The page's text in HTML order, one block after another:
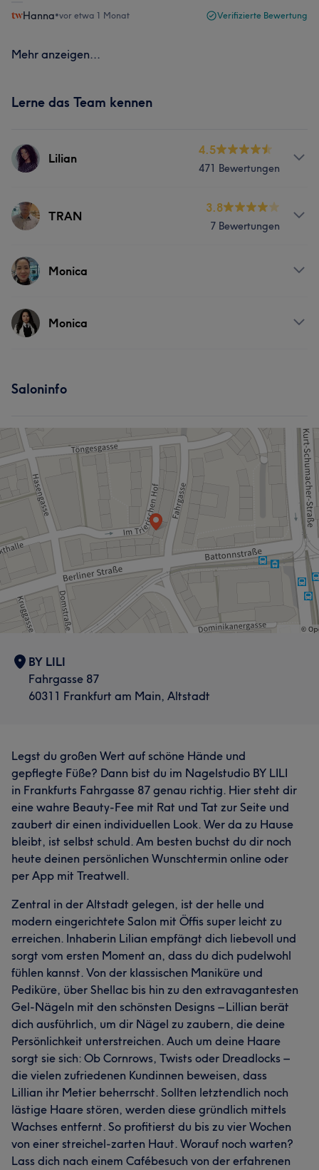
Hanna•vor etwa 1 Monat Verifizierte Bewertung
Mehr anzeigen...
Lerne das Team kennen
Lilian
4.5
471 Bewertungen
Services
Was unsere Kunden über Lilian sagen
Professionell
Gründlich
TRAN
3.8
7 Bewertungen
ServicesMonica
ServicesMonica
Saloninfo
BY LILI
Fahrgasse 87
60311 Frankfurt am Main, Altstadt
Legst du großen Wert auf schöne Hände und
gepflegte Füße? Dann bist du im Nagelstudio BY LILI
in Frankfurts Fahrgasse 87 genau richtig. Hier steht dir
eine wahre Beauty-Fee mit Rat und Tat zur Seite und
zaubert dir einen individuellen Look. Wer da zu Hause
bleibt, ist selbst schuld. Am besten buchst du dir noch
heute deinen persönlichen Wunschtermin online oder
per App mit Treatwell.
Zentral in der Altstadt gelegen, ist der helle und
modern eingerichtete Salon mit Öffis super leicht zu
erreichen. Inhaberin Lilian empfängt dich liebevoll und
sorgt vom ersten Moment an, dass du dich pudelwohl
fühlen kannst. Von der klassischen Maniküre und
Pediküre, über Shellac bis hin zu den extravagantesten
Gel-Nägeln mit den schönsten Designs – Lillian berät
dich ausführlich, um dir Nägel zu zaubern, die deine
Persönlichkeit unterstreichen. Auch um deine Haare
sorgt sie sich: Ob Cornrows, Twists oder Dreadlocks –
die vielen zufriedenen Kundinnen beweisen, dass
Lillian ihr Metier beherrscht. Sollten letztendlich noch
lästige Haare stören, werden diese gründlich mittels
Wachses entfernt. So profitierst du bis zu vier Wochen
von einer streichel-zarten Haut. Worauf noch warten?
Lass dich nach einem Cafébesuch von der erfahrenen